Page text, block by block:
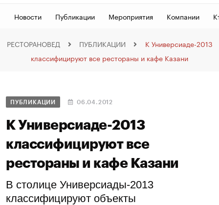
Новости Публикации Мероприятия Компании
РЕСТОРАНОВЕД ПУБЛИКАЦИИ
К Универсиаде-2013
классифицируют все рестораны и кафе Казани
ПУБЛИКАЦИИ 06.04.2012
К Универсиаде-2013
классифицируют все
рестораны и кафе Казани
В столице Универсиады-2013
классифицируют объекты